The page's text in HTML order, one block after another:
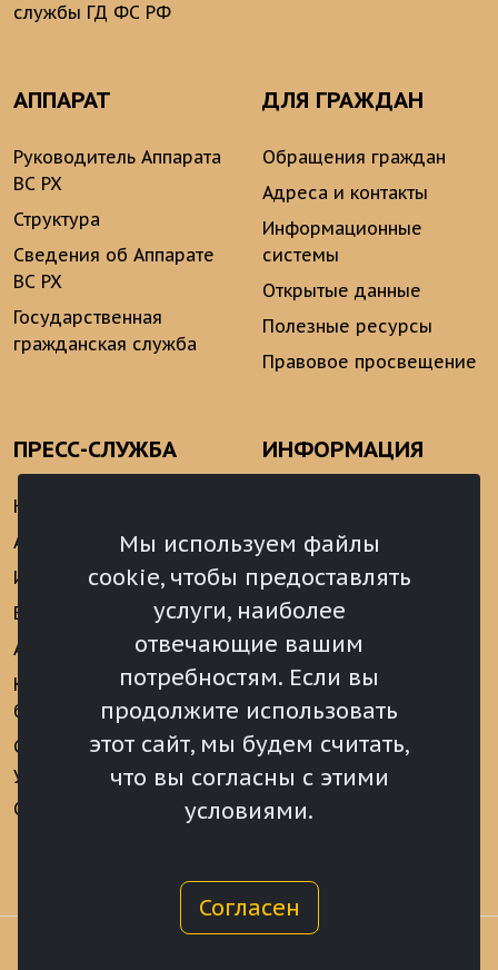
Мы используем файлы
cookie, чтобы предоставлять
услуги, наиболее
отвечающие вашим
потребностям. Если вы
продолжите использовать
этот сайт, мы будем считать,
что вы согласны с этими
условиями.
Согласен
службы ГД ФС РФ
АППАРАТ
Руководитель Аппарата
ВС РХ
Структура
Сведения об Аппарате
ВС РХ
Государственная
гражданская служба
ДЛЯ ГРАЖДАН
Обращения граждан
Адреса и контакты
Информационные
системы
Открытые данные
Полезные ресурсы
Правовое просвещение
ПРЕСС-СЛУЖБА
Новости
Анонсы
Интервью
Видеоматериалы
Аккредитация
Конкурс «Хрустальный
барс»
Сведения о СМИ
учрежденных ВС РХ
Опросы и голосования
ИНФОРМАЦИЯ
аналитические
материалы
Реализация Послания
Президента РФ
Федеральному
Собранию РФ
Местное
самоуправление
Финансы
Награды